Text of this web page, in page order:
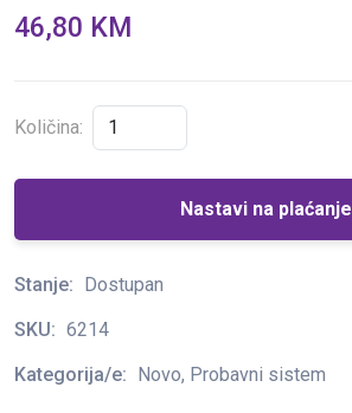
46,80 KM
Količina:
Nastavi na plaćanje
Stanje: Dostupan
SKU: 6214
Kategorija/e: Novo, Probavni sistem